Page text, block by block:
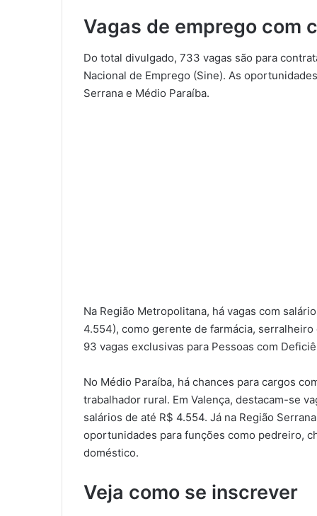
Vagas de emprego com
Do total divulgado, 733 vagas são para
Nacional de Emprego (Sine). As
Serrana e Médio Paraíba.
Na Região Metropolitana, há vagas com
4.554), como gerente de farmácia,
93 vagas exclusivas para Pessoas com
No Médio Paraíba, há chances para cargos
trabalhador rural. Em Valença, destacam-se
salários de até R$ 4.554. Já na Região
oportunidades para funções como pedreiro,
doméstico.
Veja como se inscrever